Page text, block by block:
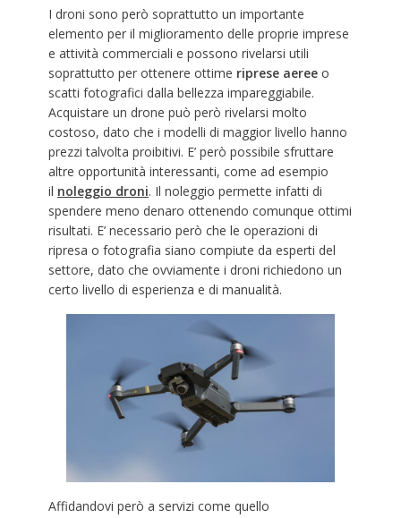
I droni sono però soprattutto un importante
elemento per il miglioramento delle proprie imprese
e attività commerciali e possono rivelarsi utili
soprattutto per ottenere ottime riprese aeree o
scatti fotografici dalla bellezza impareggiabile.
Acquistare un drone può però rivelarsi molto
costoso, dato che i modelli di maggior livello hanno
prezzi talvolta proibitivi. E’ però possibile sfruttare
altre opportunità interessanti, come ad esempio
il noleggio droni. Il noleggio permette infatti di
spendere meno denaro ottenendo comunque ottimi
risultati. E’ necessario però che le operazioni di
ripresa o fotografia siano compiute da esperti del
settore, dato che ovviamente i droni richiedono un
certo livello di esperienza e di manualità.
Affidandovi però a servizi come quello